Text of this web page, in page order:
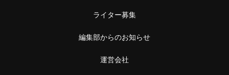
ライター募集
編集部からのお知らせ
運営会社